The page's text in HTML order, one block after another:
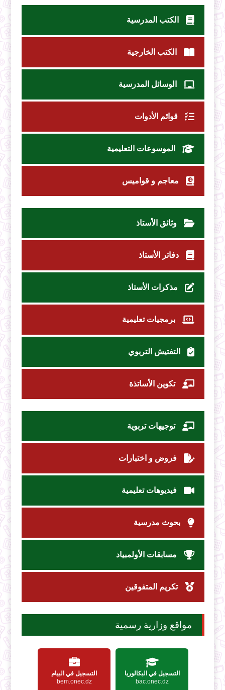
الكتب المدرسية
الكتب الخارجية
الوسائل المدرسية
قوائم الأدوات
الموسوعات التعليمية
معاجم و قواميس
وثائق الأستاذ
دفاتر الأستاذ
مذكرات الأستاذ
برمجيات تعليمية
التفتيش التربوي
تكوين الأساتذة
توجيهات تربوية
فروض و اختبارات
فيديوهات تعليمية
بحوث مدرسية
مسابقات الأولمبياد
تكريم المتفوقين
مواقع وزارية رسمية
التسجيل في البكالوريا
bac.onec.dz
التسجيل في البيام
bem.onec.dz